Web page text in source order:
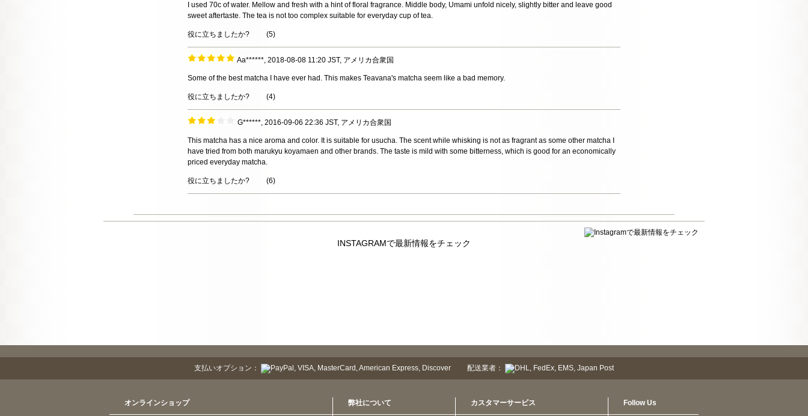
I used 70c of water. Mellow and fresh with a hint of floral fragrance. Middle body, Umami unfold nicely, slightly bitter and leave good
sweet aftertaste. The tea is not too complex suitable for everyday cup of tea.
役に立ちましたか? (5)
Aa******, 2018-08-08 11:20 JST, アメリカ合衆国
Some of the best matcha I have ever had. This makes Teavana's matcha seem like a bad memory.
役に立ちましたか? (4)
G******, 2016-09-06 22:36 JST, アメリカ合衆国
This matcha has a nice aroma and color. It is suitable for usucha. The scent while whisking is not as fragrant as some other matcha I
have tried from both marukyu koyamaen and other brands. The taste is mild with some bitterness, which is good for an economically
priced everyday matcha.
役に立ちましたか? (6)
INSTAGRAMで最新情報をチェック
支払いオプション： 配送業者：
オンラインショップ 弊社について カスタマーサービス Follow Us